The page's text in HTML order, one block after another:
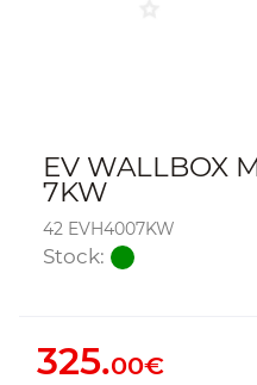
EV WALLBOX
7KW
42 EVH4007KW
Stock:
325.00€